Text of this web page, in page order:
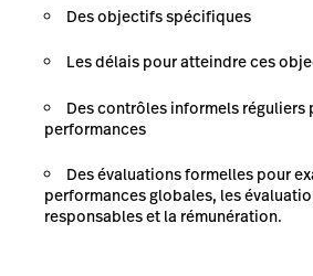
Des objectifs spécifiques
Les délais pour atteindre ces
Des contrôles informels réguliers
performances
Des évaluations formelles pour
performances globales, les
responsables et la rémunération.